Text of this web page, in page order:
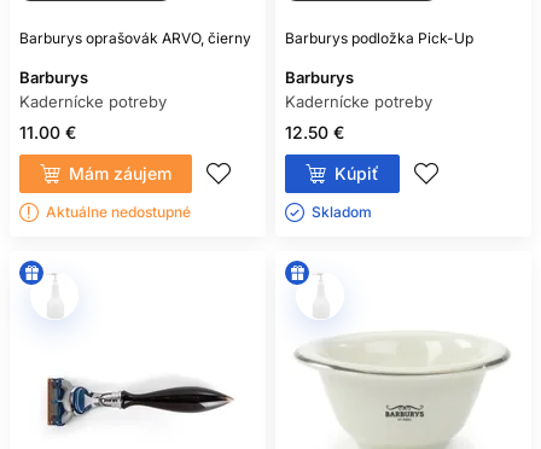
Barburys oprašovák ARVO, čierny
Barburys
Kadernícke potreby
11.00 €
Mám záujem
Aktuálne nedostupné
Barburys podložka Pick-Up
Barburys
Kadernícke potreby
12.50 €
Kúpiť
Skladom ㅤ